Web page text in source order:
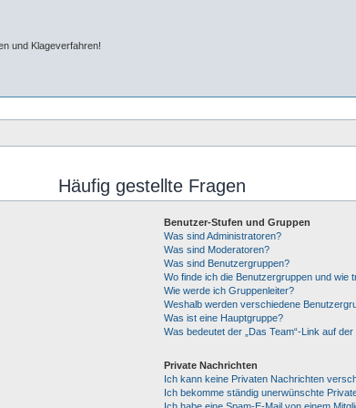
und Klageverfahren!
Häufig gestellte Fragen
Benutzer-Stufen und Gruppen
Was sind Administratoren?
Was sind Moderatoren?
Was sind Benutzergruppen?
Wo finde ich die Benutzergruppen und wie
Wie werde ich Gruppenleiter?
Weshalb werden verschiedene
Was ist eine Hauptgruppe?
Was bedeutet der „Das Team“-Link auf
Private Nachrichten
Ich kann keine Privaten Nachrichten
Ich bekomme ständig unerwünschte